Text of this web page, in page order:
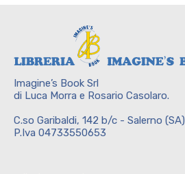
Imagine’s Book Srl
di Luca Morra e Rosario Casolaro.
C.so Garibaldi, 142 b/c - Salerno (SA)
P.Iva 04733550653